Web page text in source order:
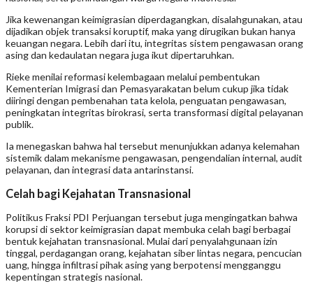
Jika kewenangan keimigrasian diperdagangkan, disalahgunakan, atau
dijadikan objek transaksi koruptif, maka yang dirugikan bukan hanya
keuangan negara. Lebih dari itu, integritas sistem pengawasan orang
asing dan kedaulatan negara juga ikut dipertaruhkan.
Rieke menilai reformasi kelembagaan melalui pembentukan
Kementerian Imigrasi dan Pemasyarakatan belum cukup jika tidak
diiringi dengan pembenahan tata kelola, penguatan pengawasan,
peningkatan integritas birokrasi, serta transformasi digital pelayanan
publik.
Ia menegaskan bahwa hal tersebut menunjukkan adanya kelemahan
sistemik dalam mekanisme pengawasan, pengendalian internal, audit
pelayanan, dan integrasi data antarinstansi.
Celah bagi Kejahatan Transnasional
Politikus Fraksi PDI Perjuangan tersebut juga mengingatkan bahwa
korupsi di sektor keimigrasian dapat membuka celah bagi berbagai
bentuk kejahatan transnasional. Mulai dari penyalahgunaan izin
tinggal, perdagangan orang, kejahatan siber lintas negara, pencucian
uang, hingga infiltrasi pihak asing yang berpotensi mengganggu
kepentingan strategis nasional.